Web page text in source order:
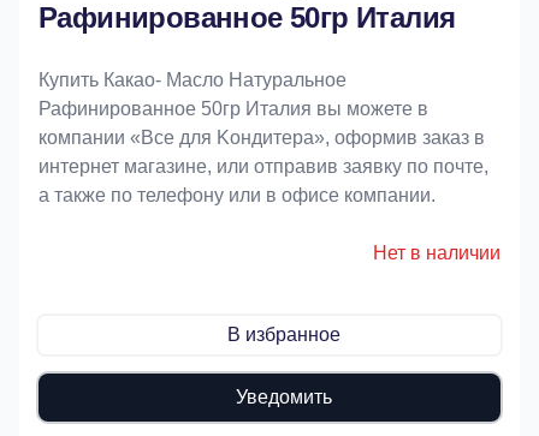
Рафинированное 50гр Италия
Купить Какао- Масло Натуральное
Рафинированное 50гр Италия вы можете в
компании «Bce для Koндитeрa», оформив заказ в
интернет магазине, или отправив заявку по почте,
а также по телефону или в офисе компании.
Нет в наличии
В избранное
Уведомить